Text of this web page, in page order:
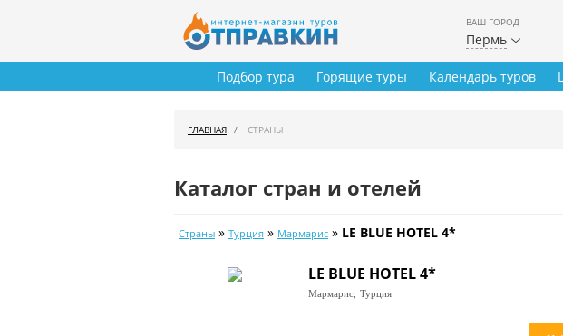
ВАШ ГОРОД
Пермь
Подбор тура Горящие туры Календарь туров
ГЛАВНАЯ СТРАНЫ
Каталог стран и отелей
Страны » Турция » Мармарис » LE BLUE HOTEL 4*
LE BLUE HOTEL 4*
Мармарис, Турция